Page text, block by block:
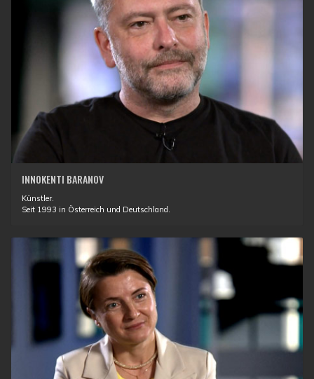
INNOKENTI BARANOV
Künstler.
Seit 1993 in Österreich und Deutschland.